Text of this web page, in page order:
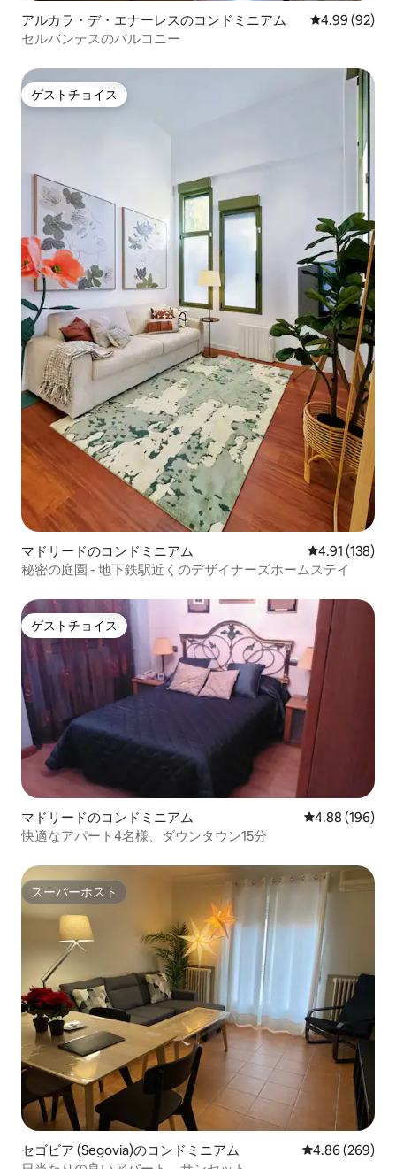
アルカラ・デ・エナーレスのコンドミニアム レビュー92
4.99 (92)
セルバンテスのバルコニー
ゲストチョイス
ゲストチョイス
マドリードのコンドミニアム レビュー138
4.91 (138)
秘密の庭園 - 地下鉄駅近くのデザイナーズホームステイ
ゲストチョイス
ゲストチョイス
マドリードのコンドミニアム レビュー196
4.88 (196)
快適なアパート4名様、ダウンタウン15分
スーパーホスト
スーパーホスト
セゴビア (Segovia)のコンドミニアム レビュー269
4.86 (269)